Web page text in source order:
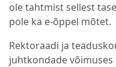
ole tahtmist sellest
pole ka e-õppel mõtet.
Rektoraadi ja
juhtkondade